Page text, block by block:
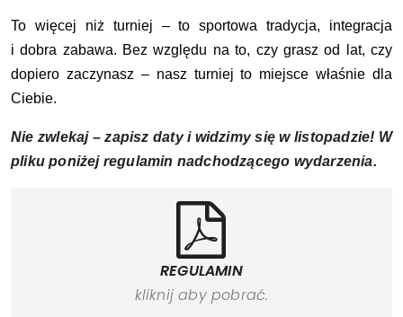
To więcej niż turniej – to sportowa tradycja, integracja
i dobra zabawa. Bez względu na to, czy grasz od lat, czy
dopiero zaczynasz – nasz turniej to miejsce właśnie dla
Ciebie.
Nie zwlekaj – zapisz daty i widzimy się w listopadzie! W
pliku poniżej regulamin nadchodzącego wydarzenia.
REGULAMIN
kliknij aby pobrać.